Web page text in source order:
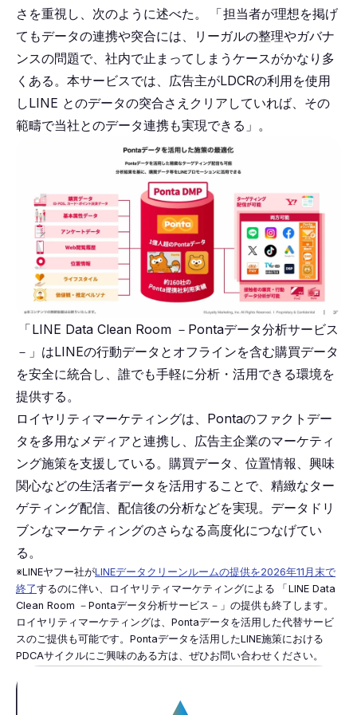
さを重視し、次のように述べた。
「担当者が理想を掲げ
てもデータの連携や突合には、リーガルの整理やガバナ
ンスの問題で、社内で止まってしまうケースがかなり多
くある。本サービスでは、広告主がLDCRの利用を使用
しLINE とのデータの突合さえクリアしていれば、その
範疇で当社とのデータ連携も実現できる」。
「LINE Data Clean Room －Pontaデータ分析サービス
－」はLINEの行動データとオフラインを含む購買データ
を安全に統合し、誰でも手軽に分析・活用できる環境を
提供する。
ロイヤリティマーケティングは、Pontaのファクトデー
タを多用なメディアと連携し、広告主企業のマーケティ
ング施策を支援している。購買データ、位置情報、興味
関心などの生活者データを活用することで、精緻なター
ゲティング配信、配信後の分析などを実現。データドリ
ブンなマーケティングのさらなる高度化につなげてい
る。
※LINEヤフー社がLINEデータクリーンルームの提供を2026年11月末で
終了するのに伴い、ロイヤリティマーケティングによる 「LINE Data
Clean Room －Pontaデータ分析サービス－」の提供も終了します。
ロイヤリティマーケティングは、Pontaデータを活用した代替サービ
スのご提供も可能です。Pontaデータを活用したLINE施策における
PDCAサイクルにご興味のある方は、ぜひお問い合わせください。